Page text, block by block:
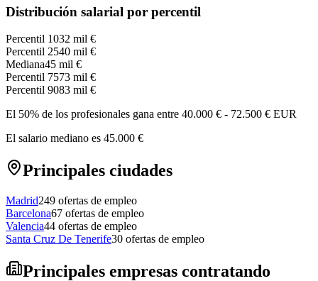
Distribución salarial por percentil
Percentil 1032 mil €
Percentil 2540 mil €
Mediana45 mil €
Percentil 7573 mil €
Percentil 9083 mil €
El 50% de los profesionales gana entre 40.000 € - 72.500 € EUR
El salario mediano es 45.000 €
Principales ciudades
Madrid249 ofertas de empleo
Barcelona67 ofertas de empleo
Valencia44 ofertas de empleo
Santa Cruz De Tenerife30 ofertas de empleo
Principales empresas contratando